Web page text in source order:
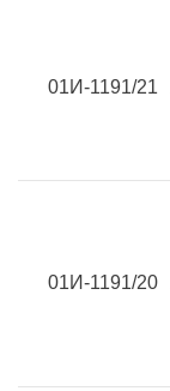
01И-1191/21
01И-1191/20